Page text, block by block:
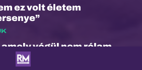
ez volt életem
végül nem rólam